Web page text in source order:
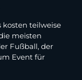
kosten teilweise
meisten
Fußball, der
Event für